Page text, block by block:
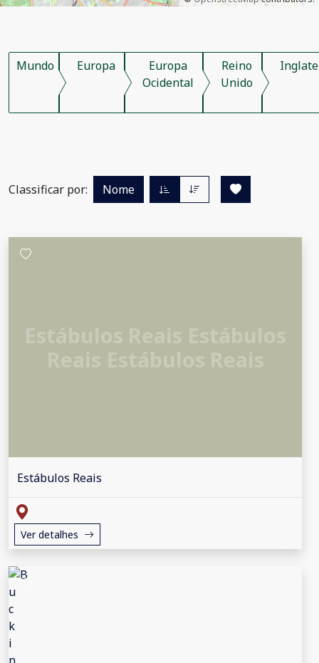
Mundo Europa
Europa
Ocidental
Reino
Unido
Classificar por: Nome
Estábulos Reais
Ver detalhes